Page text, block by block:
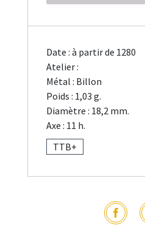
Date : à partir de 1280
Atelier :
Métal : Billon
Poids : 1,03 g.
Diamètre : 18,2 mm.
Axe : 11 h.
TTB+